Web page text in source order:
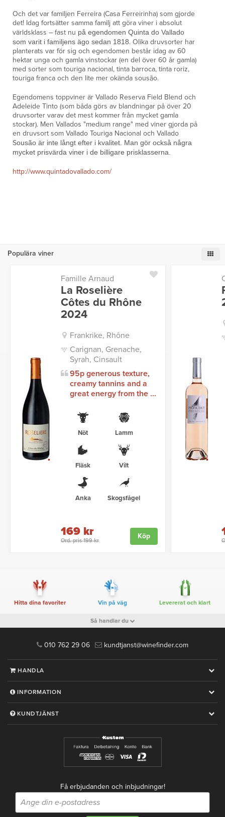
Och det var familjen Ferreira (Casa Ferreirinha) som gjorde
det! Idag fortsätter samma familj att göra viner i absolut
världsklass – fast nu på egendomen Quinta do Vallado
som varit i familjens ägo sedan 1818. Olika druvsorter har
planterats var för sig och egendomen består idag av 60
hektar unga och gamla vinstockar (en del över 60 år gamla)
med sorter som touriga nacional, tinta barroca, tinta roriz,
touriga franca och den lite mer okända sousão.
Egendomens toppviner är Vallado Reserva Field Blend och
Adeleide Tinto (som båda görs av blandningar på över 20
druvsorter varav det mest kommer från mycket gamla
stockar). Men Vallados "medium range" med viner gjorda på
en druvsort som Vallado Touriga Nacional och Vallado
Sousão är inte långt efter i kvalitet. Man gör också några
mycket prisvärda viner i de billigare prisklasserna.
http://www.quintadovallado.com/
Populära viner
Famille Arnaud
La Roselière
Côtes du Rhône
2024
Frankrike, Rhône
Carignan, Grenache,
Syrah, Cinsault
95p generous texture,
creamy tannins and a
great energy from the ...
Nöt Lamm
Fläsk Vilt
Anka Skogsfågel
Ord. pris 199 kr
169 kr Köp
Hitta dina favoriter Vin på väg Levererat och klart
Så handlar du
010 762 29 06 kundtjanst@winefinder.com
HANDLA
INFORMATION
KUNDTJÄNST
Få erbjudanden och inbjudningar!